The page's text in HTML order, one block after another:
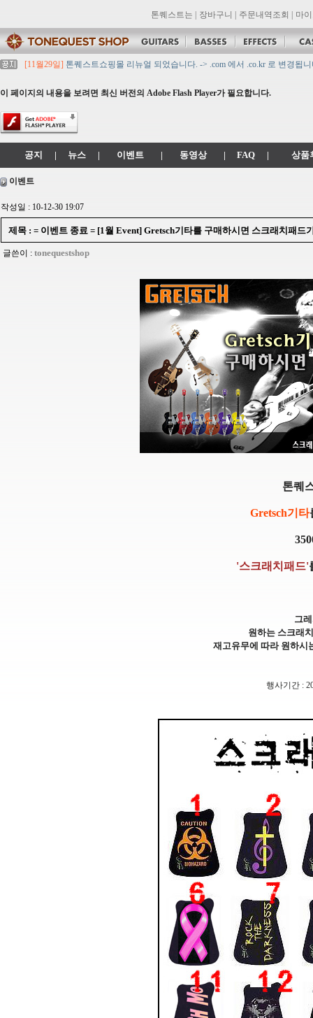
톤퀘스트는 장바구니 주문내역조회 마
[11월29일] 톤퀘스트쇼핑몰 리뉴얼 되었습니다. -> .com 에서 .co.kr 로 변경됩
[11월29일][대리점 모집] Gretsch, Jackson 대리점 모집!! 그레치기타, 잭슨기타
[11월29일]
2021년 추석 영업 시간 & 배송 공지
이 페이지의 내용을 보려면 최신 버전의 Adobe Flash Player가 필요합니다.
공지 | 뉴스 | 이벤트 | 동영상 | FAQ | 상품
이벤트
작성일 : 10-12-30 19:07
제목 : = 이벤트 종료 = [1월 Event] Gretsch기타를 구매하시면 스크래치패드
글쓴이 : tonequestshop
톤퀘
Gretsch기타
'스크래치패드'
그
원하는 스크래
재고유무에 따라 원하시
행사기간 :